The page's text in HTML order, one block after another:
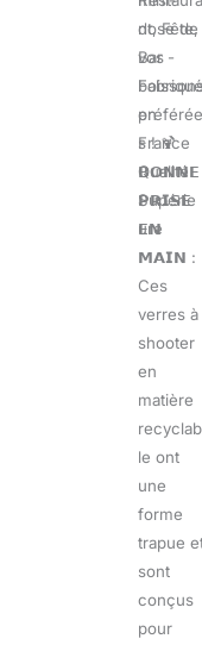
nt, Fête,
Bar -
Fabriqué
en
France
Qualité
Supérie
ure
dose de
vos
préférée
s ! 🍹
𝗕𝗢𝗡𝗡𝗘
𝗣𝗥𝗜𝗦𝗘
𝗘𝗡
𝗠𝗔𝗜𝗡 :
Ces
verres à
shooter
en
matière
recyclab
le ont
une
forme
trapue
sont
conçus
pour